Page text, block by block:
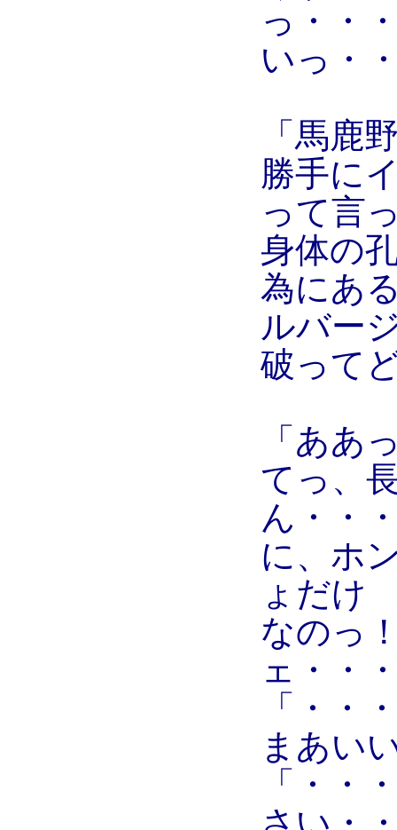
っ・・
いっ・
「馬鹿
勝手に
って言
身体の
為にあ
ルバー
破って
「ああ
てっ、
ん・・
に、ホ
ょだけ
なのっ
ェ・・
「・・
まあい
「・・
さい・